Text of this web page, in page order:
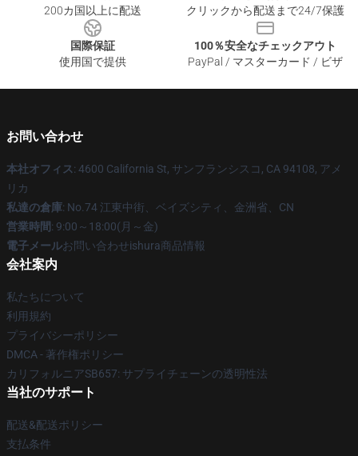
200カ国以上に配送
クリックから配送まで24/7保護
国際保証
使用国で提供
100％安全なチェックアウト
PayPal / マスターカード / ビザ
お問い合わせ
本社オフィス: 4600 California St, サンフランシスコ, CA 94108, アメ
リカ
私達の倉庫: No.74 江東中街、ベイズシティ、金洲省、CN
営業時間: 9:00～18:00(月～金)
電子メールお問い合わせishura商品情報
会社案内
私たちについて
利用規約
プライバシーポリシー
DMCA - 著作権ポリシー
カリフォルニアSB657: サプライチェーンの透明性法
当社のサポート
配送&配送ポリシー
支払条件